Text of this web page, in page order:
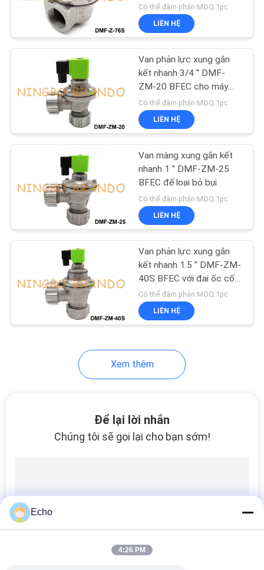
Khí nén Air xi lanh
233
Lọc chỉnh bôi trơn
từ thủy lực
Connector
Có thể đàm phán MOQ:1pc
LIÊN HỆ
Van phản lực xung gắn
kết nhanh 3/4 '' DMF-
ZM-20 BFEC cho máy
hút bụi
Có thể đàm phán MOQ:1pc
LIÊN HỆ
Van màng xung gắn kết
nhanh 1 '' DMF-ZM-25
BFEC để loại bỏ bụi
Có thể đàm phán MOQ:1pc
LIÊN HỆ
Van phản lực xung gắn
kết nhanh 1.5 '' DMF-ZM-
40S BFEC với đai ốc cố
định
Có thể đàm phán MOQ:1pc
LIÊN HỆ
Xem thêm
Để lại lời nhắn
Chúng tôi sẽ gọi lại cho bạn sớm!
Echo
4:26 PM